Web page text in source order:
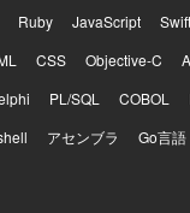
Ruby JavaScript Swift
CSS Objective-C
PL/SQL COBOL
アセンブラ Go言語